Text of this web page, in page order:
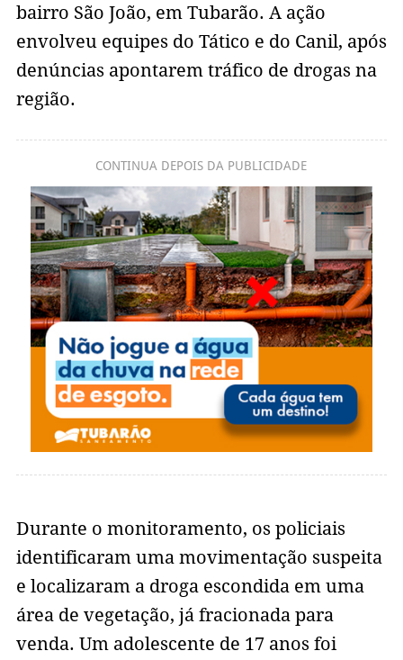
bairro São João, em Tubarão. A ação
envolveu equipes do Tático e do Canil, após
denúncias apontarem tráfico de drogas na
região.
CONTINUA DEPOIS DA PUBLICIDADE
Durante o monitoramento, os policiais
identificaram uma movimentação suspeita
e localizaram a droga escondida em uma
área de vegetação, já fracionada para
venda. Um adolescente de 17 anos foi